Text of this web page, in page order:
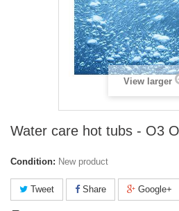
View larger
Water care hot tubs - O3
Condition: New product
Tweet Share Google+